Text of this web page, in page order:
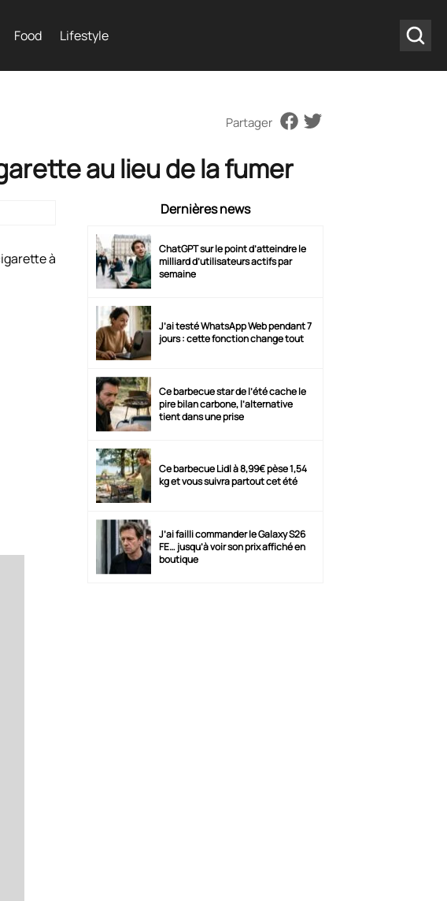
Food Lifestyle
Partager
au lieu de la fumer
à
Dernières news
ChatGPT sur le point d’atteindre le
milliard d’utilisateurs actifs par
semaine
J’ai testé WhatsApp Web pendant 7
jours : cette fonction change tout
Ce barbecue star de l’été cache le
pire bilan carbone, l’alternative
tient dans une prise
Ce barbecue Lidl à 8,99€ pèse 1,54
kg et vous suivra partout cet été
J’ai failli commander le Galaxy S26
FE… jusqu’à voir son prix affiché en
boutique